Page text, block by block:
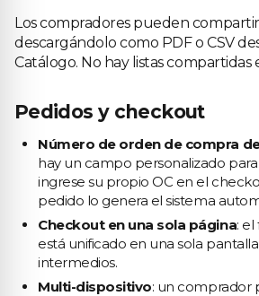
Los compradores pueden
descargándolo como PDF o CSV
Catálogo. No hay listas compartidas
Pedidos y checkout
Número de orden de compra
hay un campo personalizado
ingrese su propio OC en el
pedido lo genera el sistema
Checkout en una sola página:
está unificado en una sola
intermedios.
Multi-dispositivo: un comprador